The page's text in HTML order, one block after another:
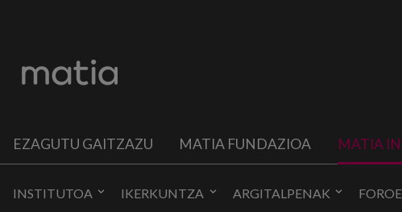
EZAGUTU GAITZAZU MATIA FUNDAZIOA MATIA
INSTITUTOA IKERKUNTZA ARGITALPENAK